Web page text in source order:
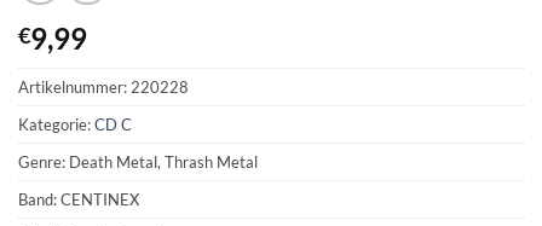
€9,99
Artikelnummer:220228
Kategorie:CD C
Genre: Death Metal, Thrash Metal
Band: CENTINEX